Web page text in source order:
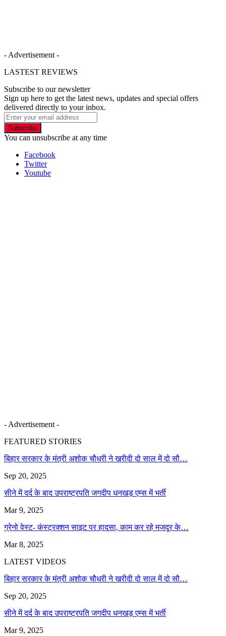
- Advertisement -
LASTEST REVIEWS
Subscribe to our newsletter
Sign up here to get the latest news, updates and special offers
delivered directly to your inbox.
Subscribe
You can unsubscribe at any time
Facebook
Twitter
Youtube
- Advertisement -
FEATURED STORIES
बिहार सरकार के मंत्री अशोक चौधरी ने खरीदी दो साल में दो सौ…
Sep 20, 2025
सीने में दर्द के बाद उपराष्ट्रपति जगदीप धनखड़ एम्स में भर्ती
Mar 9, 2025
ग्रेनो वेस्ट- कंस्ट्रक्शन साइट पर हादसा, काम कर रहे मजदूर के…
Mar 8, 2025
LATEST VIDEOS
बिहार सरकार के मंत्री अशोक चौधरी ने खरीदी दो साल में दो सौ…
Sep 20, 2025
सीने में दर्द के बाद उपराष्ट्रपति जगदीप धनखड़ एम्स में भर्ती
Mar 9, 2025